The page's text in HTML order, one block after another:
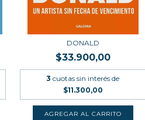
DONALD
$33.900,00
3 cuotas sin interés de
$11.300,00